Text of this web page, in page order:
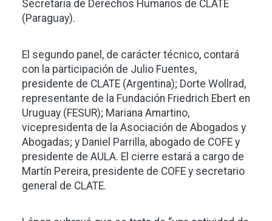
Secretaría de Derechos Humanos de CLATE
(Paraguay).
El segundo panel, de carácter técnico, contará
con la participación de Julio Fuentes,
presidente de CLATE (Argentina); Dorte Wollrad,
representante de la Fundación Friedrich Ebert en
Uruguay (FESUR); Mariana Amartino,
vicepresidenta de la Asociación de Abogados y
Abogadas; y Daniel Parrilla, abogado de COFE y
presidente de AULA. El cierre estará a cargo de
Martín Pereira, presidente de COFE y secretario
general de CLATE.